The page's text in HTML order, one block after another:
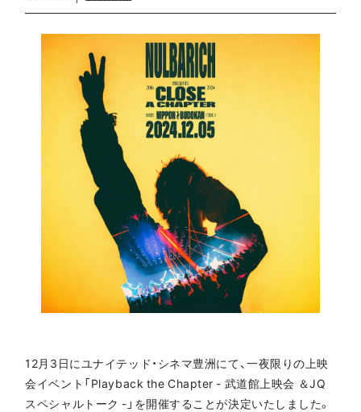
12月3日にユナイテッド・シネマ豊洲にて、一夜限りの上映
会イベント「Playback the Chapter - 武道館上映会 ＆JQ
スペシャルトーク -」を開催することが決定いたしました。